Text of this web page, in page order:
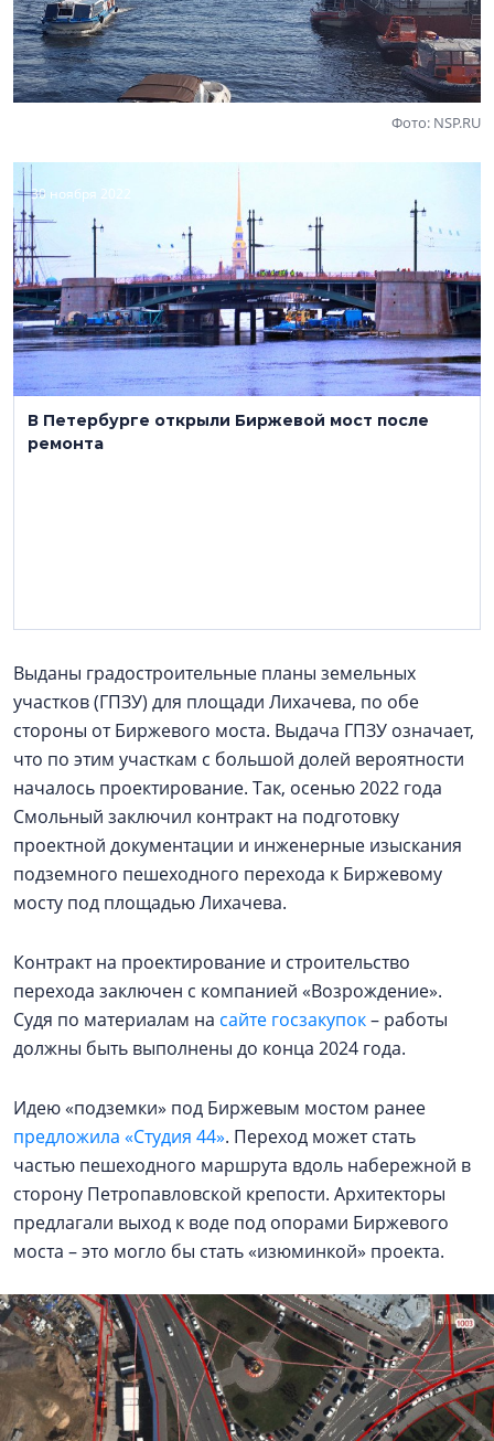
Фото: NSP.RU
30 ноября 2022
В Петербурге открыли Биржевой мост после
ремонта
Выданы градостроительные планы земельных
участков (ГПЗУ) для площади Лихачева, по обе
стороны от Биржевого моста. Выдача ГПЗУ означает,
что по этим участкам с большой долей вероятности
началось проектирование. Так, осенью 2022 года
Смольный заключил контракт на подготовку
проектной документации и инженерные изыскания
подземного пешеходного перехода к Биржевому
мосту под площадью Лихачева.
Контракт на проектирование и строительство
перехода заключен с компанией «Возрождение».
Судя по материалам на сайте госзакупок– работы
должны быть выполнены до конца 2024 года.
Идею «подземки» под Биржевым мостом ранее
предложила «Студия 44». Переход может стать
частью пешеходного маршрута вдоль набережной в
сторону Петропавловской крепости. Архитекторы
предлагали выход к воде под опорами Биржевого
моста – это могло бы стать «изюминкой» проекта.